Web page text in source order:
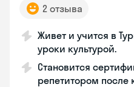
2 отзыва
Живет и учится в
уроки культурой.
Становится
репетитором после